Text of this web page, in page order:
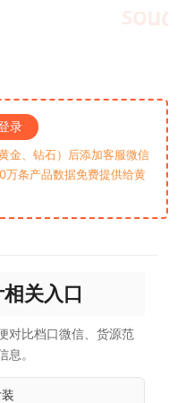
录
金、钻石）后添加客服微信
条产品数据免费提供给黄
关入口
对比档口微信、货源范
。